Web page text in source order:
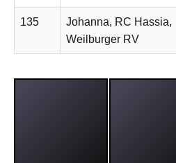
135
Johanna, RC Hassia,
Weilburger RV